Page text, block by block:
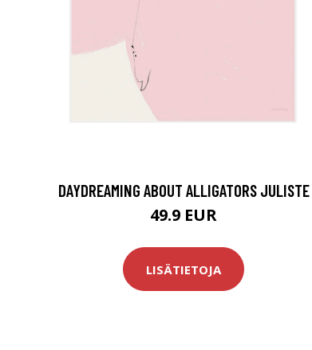
DAYDREAMING ABOUT ALLIGATORS JULISTE
49.9 EUR
LISÄTIETOJA